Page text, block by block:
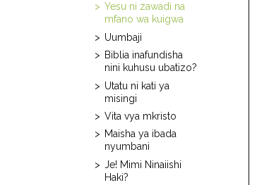
Yesu ni zawadi na
mfano wa kuigwa
Uumbaji
Biblia inafundisha
nini kuhusu ubatizo?
Utatu ni kati ya
misingi
Vita vya mkristo
Maisha ya ibada
nyumbani
Je! Mimi Ninaiishi
Haki?